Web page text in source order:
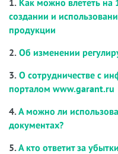
создании и
продукции
2. Об изменении
3. О сотрудничестве с
порталом www.garant.ru
4. А можно ли
документах?
5. А кто ответит за